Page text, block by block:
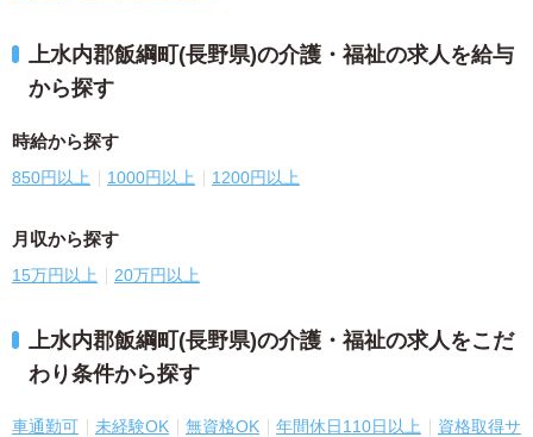
上水内郡飯綱町(長野県)の介護・福祉の求人を給与
から探す
時給から探す
850円以上 1000円以上 1200円以上
月収から探す
15万円以上 20万円以上
上水内郡飯綱町(長野県)の介護・福祉の求人をこだ
わり条件から探す
車通勤可 未経験OK 無資格OK 年間休日110日以上
資格取得サ